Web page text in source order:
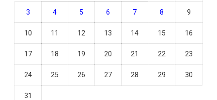
3 4 5 6 7 8 9
10 11 12 13 14 15 16
17 18 19 20 21 22 23
24 25 26 27 28 29 30
31